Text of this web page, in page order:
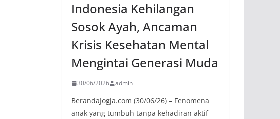
Indonesia Kehilangan
Sosok Ayah, Ancaman
Krisis Kesehatan Mental
Mengintai Generasi Muda
30/06/2026 admin
BerandaJogja.com (30/06/26) – Fenomena
anak yang tumbuh tanpa kehadiran aktif